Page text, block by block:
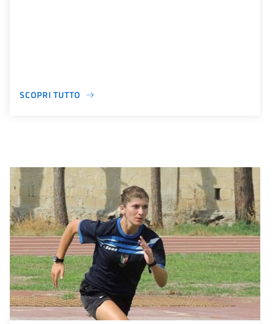
SCOPRI TUTTO